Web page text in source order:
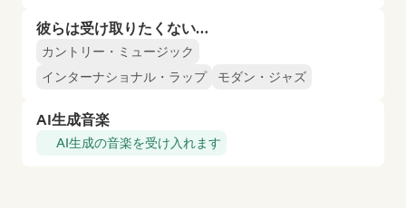
彼らは受け取りたくない…
カントリー・ミュージック
インターナショナル・ラップ
モダン・ジャズ
AI生成音楽
AI生成の音楽を受け入れます